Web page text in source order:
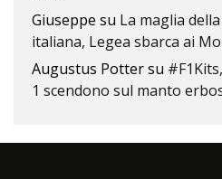
Giuseppe su La maglia
italiana, Legea sbarca ai
Augustus Pottersu
1 scendono sul manto